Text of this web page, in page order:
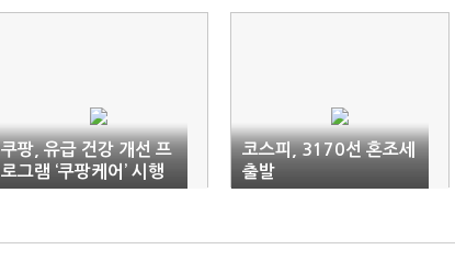
쿠팡, 유급 건강 개선 프
로그램 ‘쿠팡케어’ 시행
코스피, 3170선 혼조세
출발